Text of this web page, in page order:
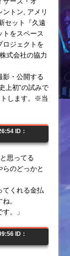
トン, アメリ
セット『久遠
トをスペース
ロジェクトを
式会社の協力
・公開する
上初”の試みで
します。※当
ID：
思ってる
のどっかと
てくれる金払
。
。」
ID：